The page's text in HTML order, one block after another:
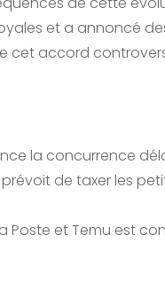
et a annoncé
cet accord
la concurrence
de taxer les
Poste et Temu est